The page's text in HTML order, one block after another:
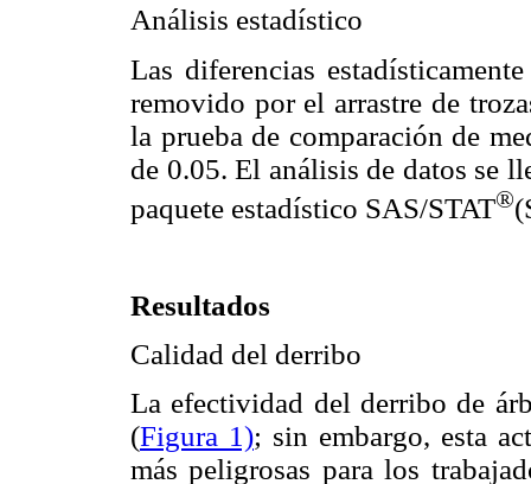
Análisis estadístico
Las diferencias
removido por el arrastre de
la prueba de comparación de
de 0.05. El análisis de datos se
paquete estadístico SAS/STAT®
Resultados
Calidad del derribo
La efectividad del derribo de
(Figura 1); sin embargo, esta
más peligrosas para los